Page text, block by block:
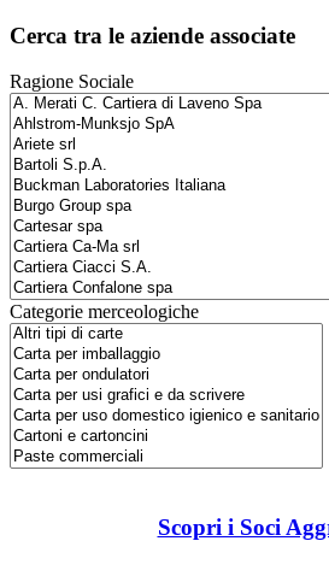
Cerca tra le aziende associate
Ragione Sociale
Categorie merceologiche
Scopri i Soci